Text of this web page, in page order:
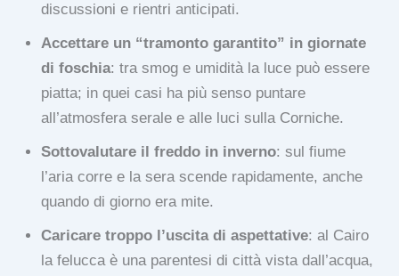
discussioni e rientri anticipati.
Accettare un “tramonto garantito” in giornate
di foschia: tra smog e umidità la luce può essere
piatta; in quei casi ha più senso puntare
all’atmosfera serale e alle luci sulla Corniche.
Sottovalutare il freddo in inverno: sul fiume
l’aria corre e la sera scende rapidamente, anche
quando di giorno era mite.
Caricare troppo l’uscita di aspettative: al Cairo
la felucca è una parentesi di città vista dall’acqua,